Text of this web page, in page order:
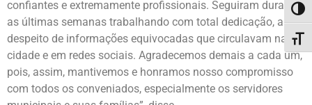
confiantes e extremamente profissionais. Seguiram durante
as últimas semanas trabalhando com total dedicação, a
despeito de informações equivocadas que circulavam na
cidade e em redes sociais. Agradecemos demais a cada um,
pois, assim, mantivemos e honramos nosso compromisso
com todos os conveniados, especialmente os servidores